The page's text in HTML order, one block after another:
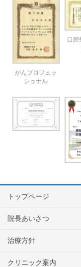
がんプロフェッ
ショナル
口腔
トップページ
院長あいさつ
治療方針
クリニック案内